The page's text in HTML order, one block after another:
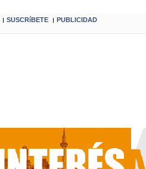
I SUSCRíBETE I PUBLICIDAD